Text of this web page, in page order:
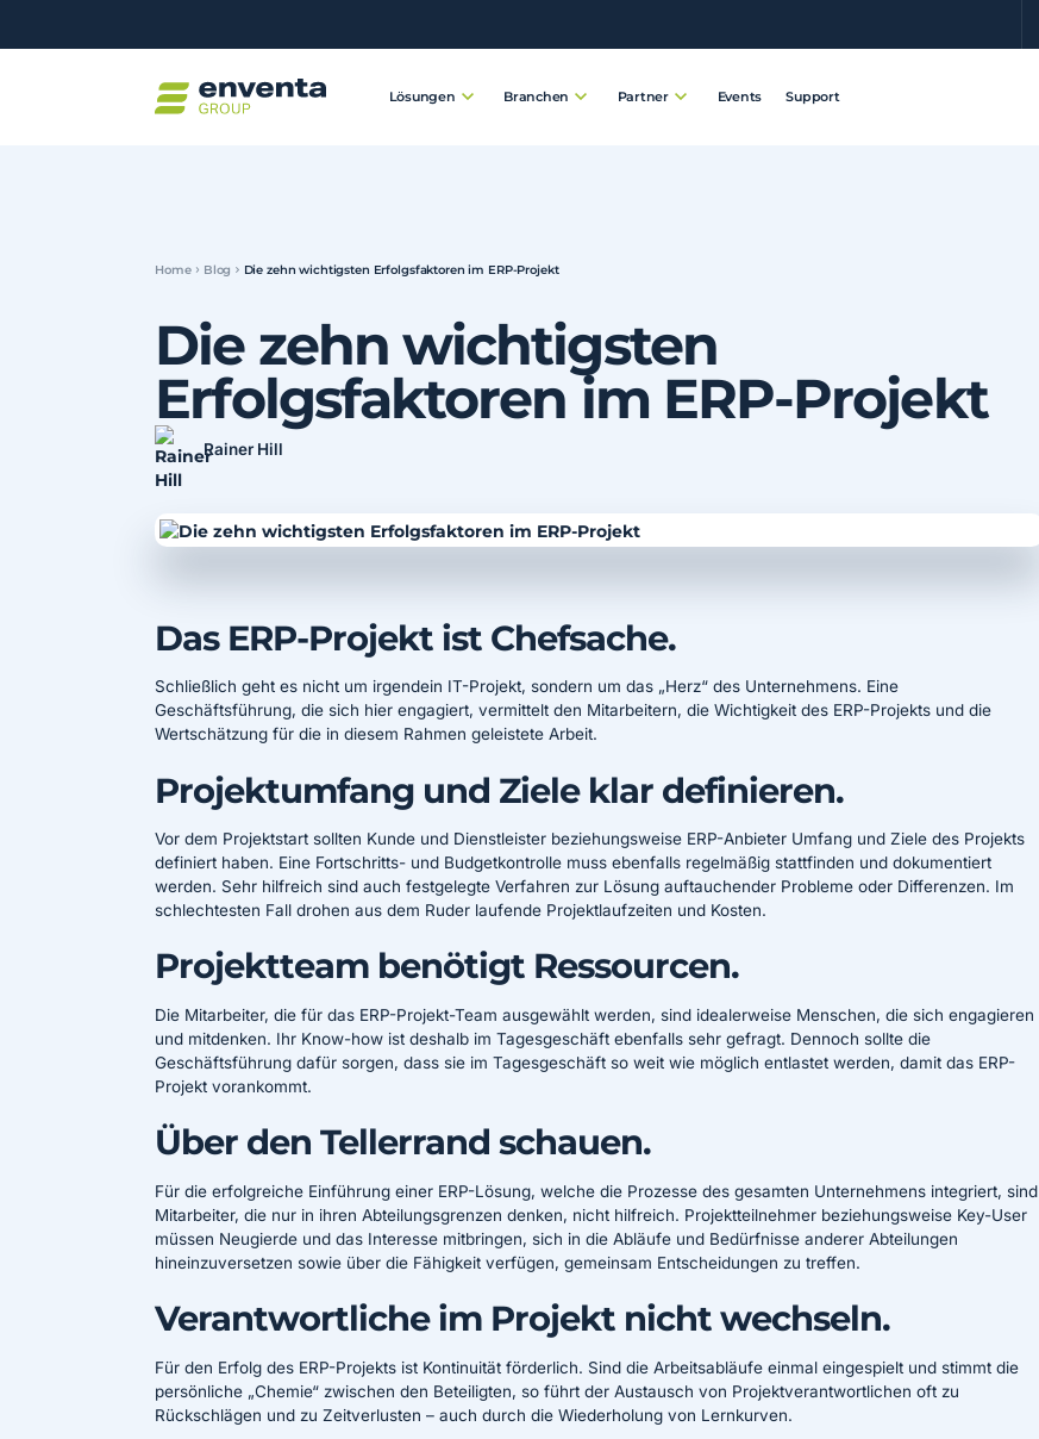
Lösungen Branchen Partner Events Support
Home Blog Die zehn wichtigsten Erfolgsfaktoren im ERP-Projekt
Die zehn wichtigsten
Erfolgsfaktoren im ERP-Projekt
Rainer Hill
Das ERP-Projekt ist Chefsache.
Schließlich geht es nicht um irgendein IT-Projekt, sondern um das „Herz“ des Unternehmens. Eine
Geschäftsführung, die sich hier engagiert, vermittelt den Mitarbeitern, die Wichtigkeit des ERP-Projekts und die
Wertschätzung für die in diesem Rahmen geleistete Arbeit.
Projektumfang und Ziele klar definieren.
Vor dem Projektstart sollten Kunde und Dienstleister beziehungsweise ERP-Anbieter Umfang und Ziele des Projekts
definiert haben. Eine Fortschritts- und Budgetkontrolle muss ebenfalls regelmäßig stattfinden und dokumentiert
werden. Sehr hilfreich sind auch festgelegte Verfahren zur Lösung auftauchender Probleme oder Differenzen. Im
schlechtesten Fall drohen aus dem Ruder laufende Projektlaufzeiten und Kosten.
Projektteam benötigt Ressourcen.
Die Mitarbeiter, die für das ERP-Projekt-Team ausgewählt werden, sind idealerweise Menschen, die sich engagieren
und mitdenken. Ihr Know-how ist deshalb im Tagesgeschäft ebenfalls sehr gefragt. Dennoch sollte die
Geschäftsführung dafür sorgen, dass sie im Tagesgeschäft so weit wie möglich entlastet werden, damit das ERP-
Projekt vorankommt.
Über den Tellerrand schauen.
Für die erfolgreiche Einführung einer ERP-Lösung, welche die Prozesse des gesamten Unternehmens integriert, sind
Mitarbeiter, die nur in ihren Abteilungsgrenzen denken, nicht hilfreich. Projektteilnehmer beziehungsweise Key-User
müssen Neugierde und das Interesse mitbringen, sich in die Abläufe und Bedürfnisse anderer Abteilungen
hineinzuversetzen sowie über die Fähigkeit verfügen, gemeinsam Entscheidungen zu treffen.
Verantwortliche im Projekt nicht wechseln.
Für den Erfolg des ERP-Projekts ist Kontinuität förderlich. Sind die Arbeitsabläufe einmal eingespielt und stimmt die
persönliche „Chemie“ zwischen den Beteiligten, so führt der Austausch von Projektverantwortlichen oft zu
Rückschlägen und zu Zeitverlusten – auch durch die Wiederholung von Lernkurven.